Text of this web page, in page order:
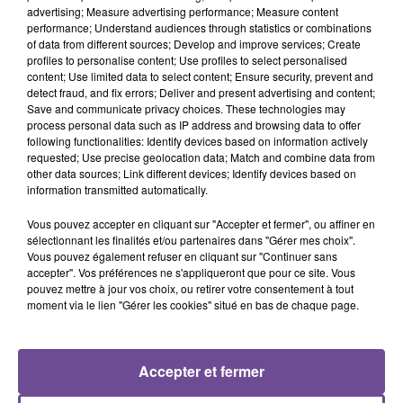
BEBE REXHA
New Religion
Mika
Love Today
ESMÉE
Insomnie
Cet élément est masqué compte-tenu du refus du
dépôt de cookies que vous avez exprimé. Si vous
souhaitez l'afficher, merci de nous donner votre accord
en cliquant sur le bouton ci-dessous.
Afficher l'élément
advertising; Measure advertising performance; Measure content
performance; Understand audiences through statistics or combinations
of data from different sources; Develop and improve services; Create
profiles to personalise content; Use profiles to select personalised
content; Use limited data to select content; Ensure security, prevent and
detect fraud, and fix errors; Deliver and present advertising and content;
Save and communicate privacy choices. These technologies may
process personal data such as IP address and browsing data to offer
following functionalities: Identify devices based on information actively
requested; Use precise geolocation data; Match and combine data from
other data sources; Link different devices; Identify devices based on
information transmitted automatically.
Vous pouvez accepter en cliquant sur "Accepter et fermer", ou affiner en
sélectionnant les finalités et/ou partenaires dans "Gérer mes choix".
Vous pouvez également refuser en cliquant sur "Continuer sans
accepter". Vos préférences ne s'appliqueront que pour ce site. Vous
pouvez mettre à jour vos choix, ou retirer votre consentement à tout
moment via le lien "Gérer les cookies" situé en bas de chaque page.
Accepter et fermer